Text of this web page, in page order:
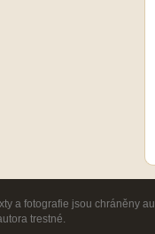
a fotografie jsou chráněny
trestné.